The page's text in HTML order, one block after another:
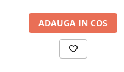
ADAUGA IN COS